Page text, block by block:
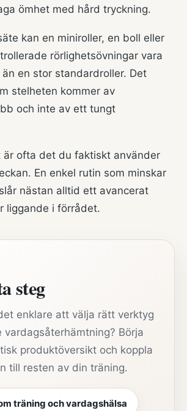
ömhet med hård tryckning.
kan en miniroller, en boll eller
rörlighetsövningar vara
en stor standardroller. Det
stelheten kommer av
och inte av ett tungt
är ofta det du faktiskt använder
En enkel rutin som minskar
nästan alltid ett avancerat
liggande i förrådet.
steg
enklare att välja rätt verktyg
vardagsåterhämtning? Börja
produktöversikt och koppla
till resten av din träning.
träning och vardagshälsa